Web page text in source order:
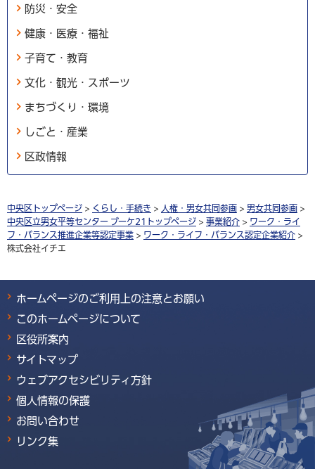
防災・安全
健康・医療・福祉
子育て・教育
文化・観光・スポーツ
まちづくり・環境
しごと・産業
区政情報
中央区トップページ > くらし・手続き > 人権・男女共同参画 > 男女共同参画 >
中央区立男女平等センター ブーケ21トップページ > 事業紹介 > ワーク・ライ
フ・バランス推進企業等認定事業 > ワーク・ライフ・バランス認定企業紹介 >
株式会社イチエ
ホームページのご利用上の注意とお願い
このホームページについて
区役所案内
サイトマップ
ウェブアクセシビリティ方針
個人情報の保護
お問い合わせ
リンク集